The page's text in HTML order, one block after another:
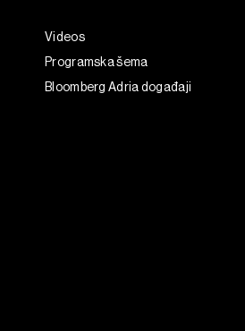
Videos
Programska šema
Bloomberg Adria događaji